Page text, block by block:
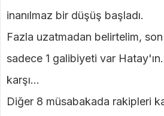
inanılmaz bir düşüş başladı.
Fazla uzatmadan belirtelim,
sadece 1 galibiyeti var
karşı...
Diğer 8 müsabakada rakipleri